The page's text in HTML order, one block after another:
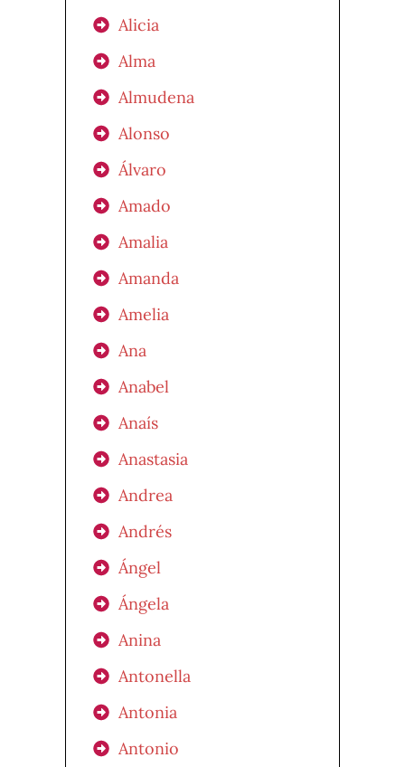
Alicia
Alma
Almudena
Alonso
Álvaro
Amado
Amalia
Amanda
Amelia
Ana
Anabel
Anaís
Anastasia
Andrea
Andrés
Ángel
Ángela
Anina
Antonella
Antonia
Antonio